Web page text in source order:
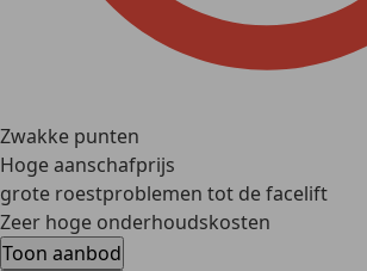
Zwakke punten
Hoge aanschafprijs
grote roestproblemen tot de facelift
Zeer hoge onderhoudskosten
Toon aanbod